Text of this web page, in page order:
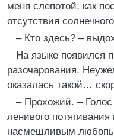
меня слепотой, как
отсутствия
– Кто здесь? –
На языке появился
разочарования.
оказалась такой…
– Прохожий. –
ленивого
насмешливым